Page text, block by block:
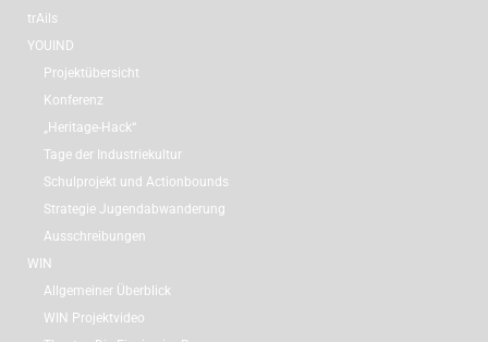
trAils
YOUIND
Projektübersicht
Konferenz
„Heritage-Hack“
Tage der Industriekultur
Schulprojekt und Actionbounds
Strategie Jugendabwanderung
Ausschreibungen
WIN
Allgemeiner Überblick
WIN Projektvideo